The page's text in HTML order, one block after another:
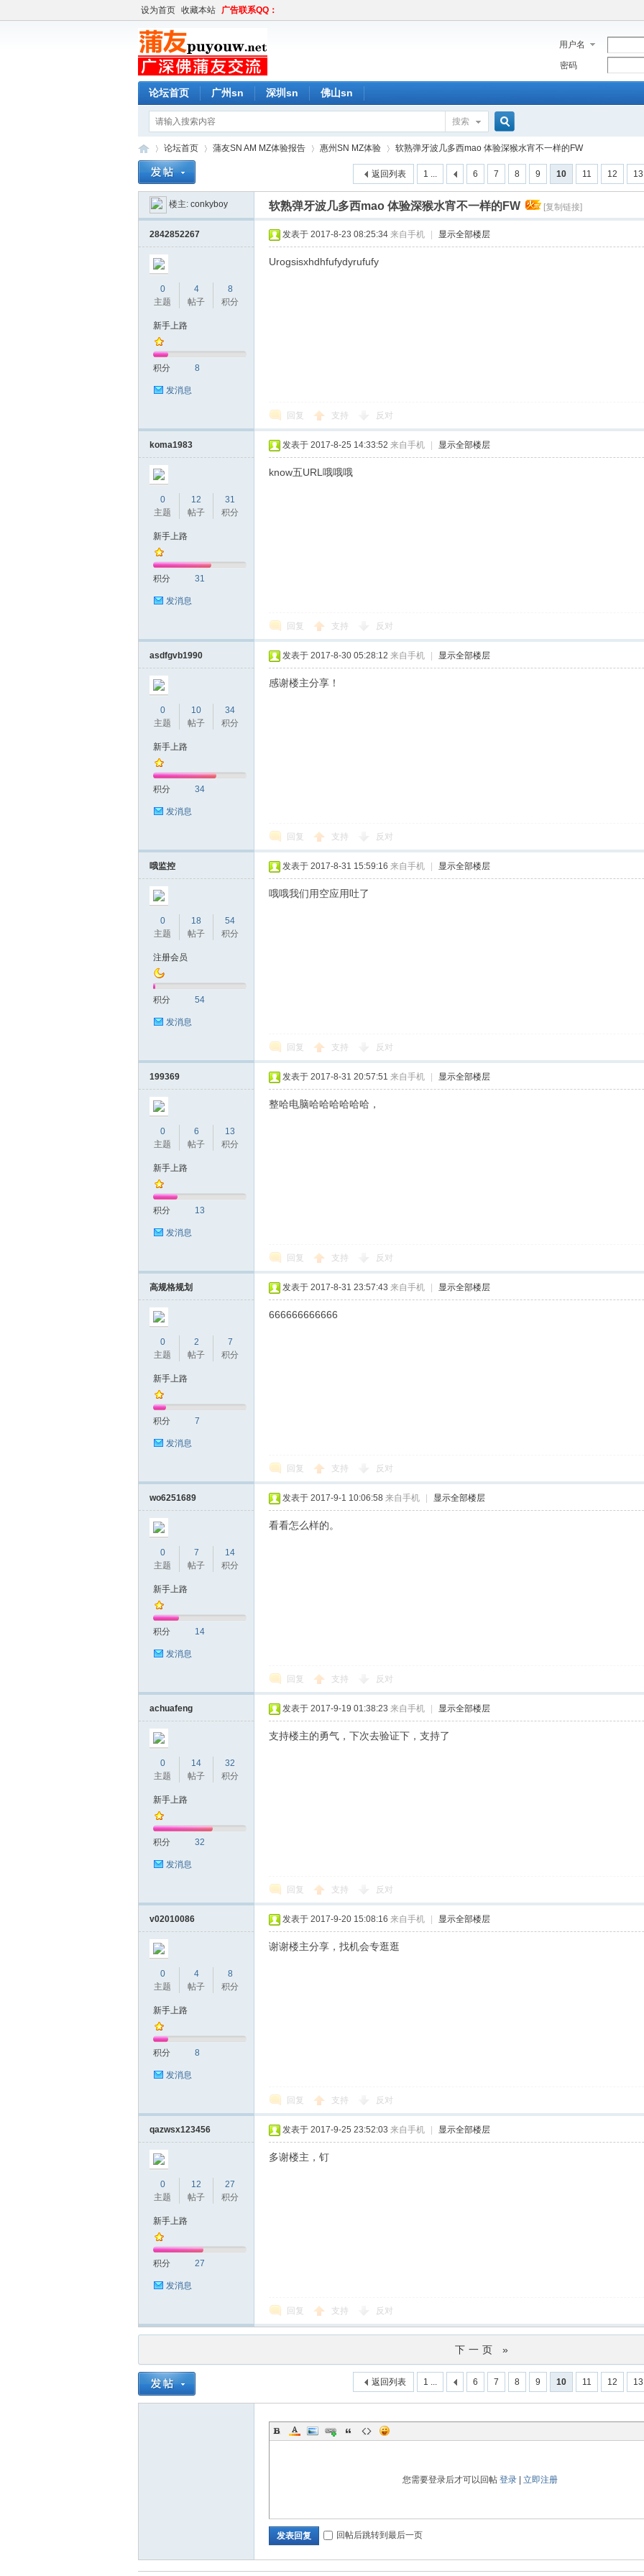
设为首页 收藏本站 广告联系QQ：
用户名
密码
论坛首页 广州sn 深圳sn 佛山sn
搜索
搜
索
论
圳
品
»
论坛首页
›
蒲友SN AM MZ体验报告
›
惠州SN MZ体验
›
软熟弹牙波几多西mao 体验深猴水宵不一样的FW
1 ... 6 7 8 9 10 11 12 13
返回列表
楼主: conkyboy 软熟弹牙波几多西mao 体验深猴水宵不一样的FW [复制链接]
2842852267
0
主题
4
帖子
8
积分
新手上路
积分 8
发消息
发表于 2017-8-23 08:25:34 来自手机 显示全部楼层
Urogsisxhdhfufydyrufufy
回复 支持 反对
koma1983
0
主题
12
帖子
31
积分
新手上路
积分 31
发消息
发表于 2017-8-25 14:33:52 来自手机 显示全部楼层
know五URL哦哦哦
回复 支持 反对
asdfgvb1990
0
主题
10
帖子
34
积分
新手上路
积分 34
发消息
发表于 2017-8-30 05:28:12 来自手机 显示全部楼层
感谢楼主分享！
回复 支持 反对
哦监控
0
主题
18
帖子
54
积分
注册会员
积分 54
发消息
发表于 2017-8-31 15:59:16 来自手机 显示全部楼层
哦哦我们用空应用吐了
回复 支持 反对
199369
0
主题
6
帖子
13
积分
新手上路
积分 13
发消息
发表于 2017-8-31 20:57:51 来自手机 显示全部楼层
整哈电脑哈哈哈哈哈哈，
回复 支持 反对
高规格规划
0
主题
2
帖子
7
积分
新手上路
积分 7
发消息
发表于 2017-8-31 23:57:43 来自手机 显示全部楼层
666666666666
回复 支持 反对
wo6251689
0
主题
7
帖子
14
积分
新手上路
积分 14
发消息
发表于 2017-9-1 10:06:58 来自手机 显示全部楼层
看看怎么样的。
回复 支持 反对
achuafeng
0
主题
14
帖子
32
积分
新手上路
积分 32
发消息
发表于 2017-9-19 01:38:23 来自手机 显示全部楼层
支持楼主的勇气，下次去验证下，支持了
回复 支持 反对
v02010086
0
主题
4
帖子
8
积分
新手上路
积分 8
发消息
发表于 2017-9-20 15:08:16 来自手机 显示全部楼层
谢谢楼主分享，找机会专逛逛
回复 支持 反对
qazwsx123456
0
主题
12
帖子
27
积分
新手上路
积分 27
发消息
发表于 2017-9-25 23:52:03 来自手机 显示全部楼层
多谢楼主，钉
回复 支持 反对
下一页 »
1 ... 6 7 8 9 10 11 12 13
返回列表
您需要登录后才可以回帖 登录| 立即注册
发表回复 回帖后跳转到最后一页